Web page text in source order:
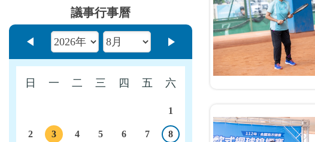
議事行事曆
上個月
日 一 二 三 四 五 六
1
2
3
4 5 6 7
8